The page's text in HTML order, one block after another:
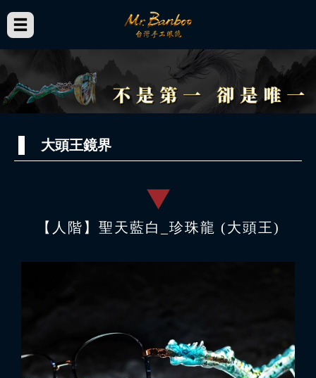
大頭王鏡界
【人階】聖天藍白_珍珠龍 (大頭王)